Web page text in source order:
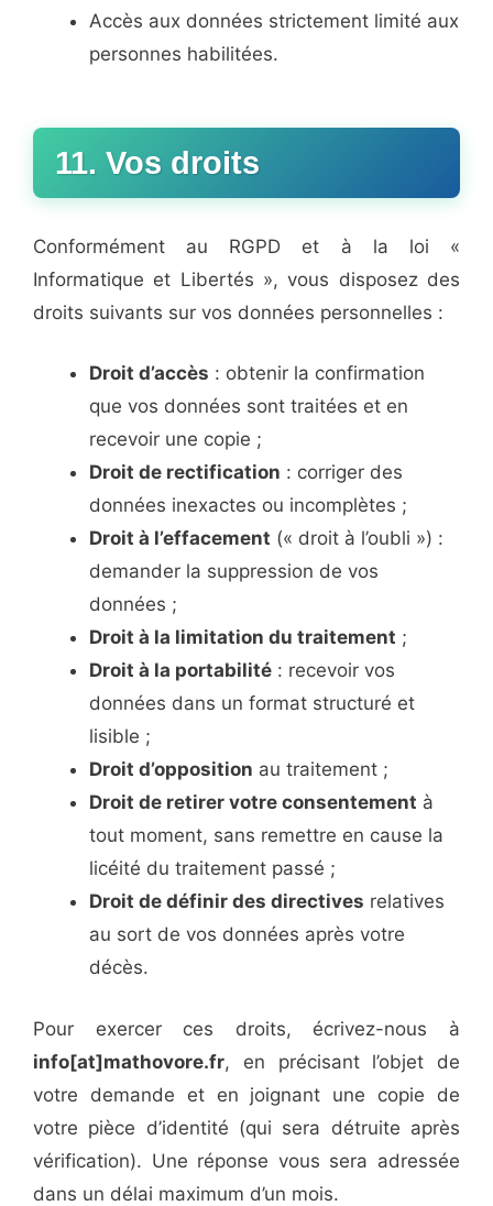
Accès aux données strictement limité aux
personnes habilitées.
11. Vos droits
Conformément au RGPD et à la loi «
Informatique et Libertés », vous disposez des
droits suivants sur vos données personnelles :
Droit d’accès : obtenir la confirmation
que vos données sont traitées et en
recevoir une copie ;
Droit de rectification : corriger des
données inexactes ou incomplètes ;
Droit à l’effacement (« droit à l’oubli ») :
demander la suppression de vos
données ;
Droit à la limitation du traitement ;
Droit à la portabilité : recevoir vos
données dans un format structuré et
lisible ;
Droit d’opposition au traitement ;
Droit de retirer votre consentement à
tout moment, sans remettre en cause la
licéité du traitement passé ;
Droit de définir des directives relatives
au sort de vos données après votre
décès.
Pour exercer ces droits, écrivez-nous à
info[at]mathovore.fr, en précisant l’objet de
votre demande et en joignant une copie de
votre pièce d’identité (qui sera détruite après
vérification). Une réponse vous sera adressée
dans un délai maximum d’un mois.